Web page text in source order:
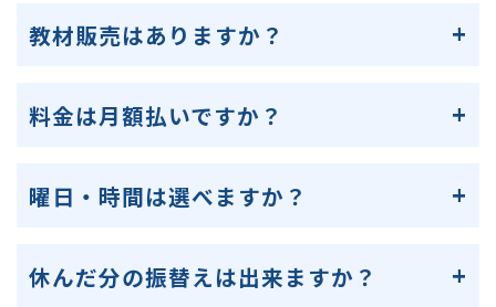
教材販売はありますか？
料金は月額払いですか？
曜日・時間は選べますか？
休んだ分の振替えは出来ますか？